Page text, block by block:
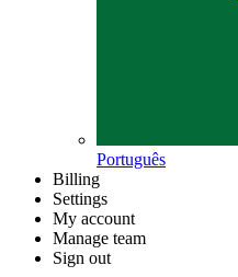
Português
Billing
Settings
My account
Manage team
Sign out